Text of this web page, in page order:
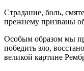
Страдание, боль,
прежнему призваны
Особым образом мы
победить зло,
великой картине